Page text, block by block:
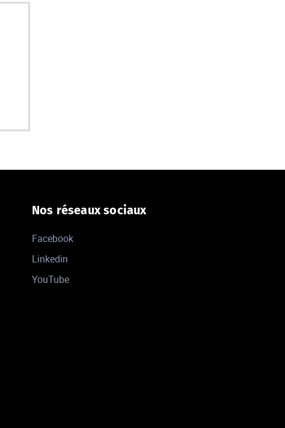
Nos réseaux sociaux
Facebook
Linkedin
YouTube